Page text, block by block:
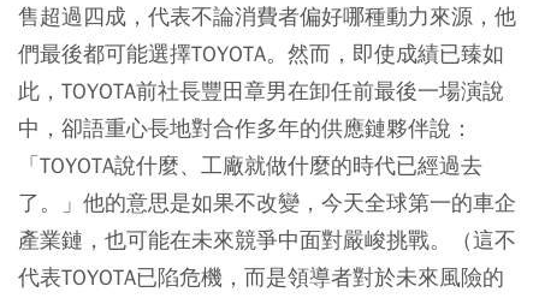
售超過四成，代表不論消費者偏好哪種動力來源，他
們最後都可能選擇TOYOTA。然而，即使成績已臻如
此，TOYOTA前社長豐田章男在卸任前最後一場演說
中，卻語重心長地對合作多年的供應鏈夥伴說：
「TOYOTA說什麼、工廠就做什麼的時代已經過去
了。」他的意思是如果不改變，今天全球第一的車企
產業鏈，也可能在未來競爭中面對嚴峻挑戰。（這不
代表TOYOTA已陷危機，而是領導者對於未來風險的